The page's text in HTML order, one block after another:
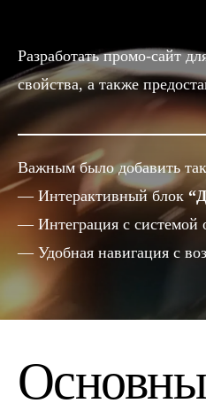
Разработать промо-сайт
свойства, а также
Важным было добавить
Интерактивный блок
Интеграция с
Удобная навигация с